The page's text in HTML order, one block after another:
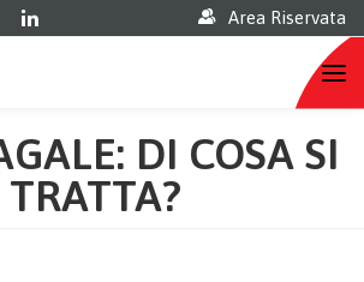
Area Riservata
DI COSA SI
TRATTA?